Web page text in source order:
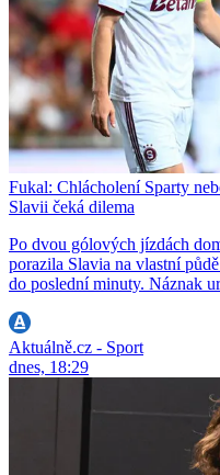
Fukal: Chlácholení Sparty
Slavii čeká dilema
Po dvou gólových jízdách
porazila Slavia na vlastní
do poslední minuty. Náznak
Aktuálně.cz - Sport
dnes, 18:29